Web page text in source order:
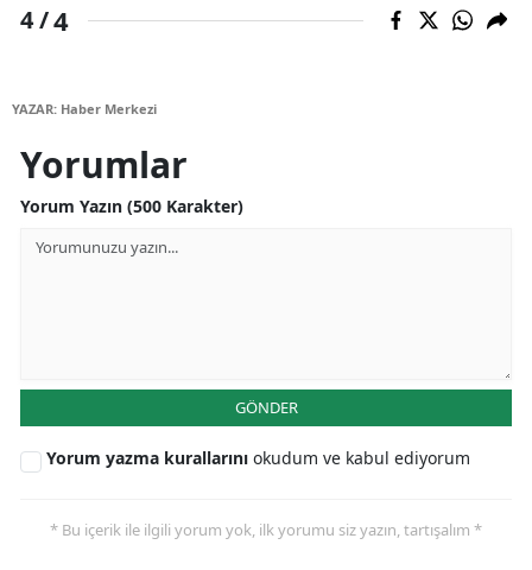
Kilis
4 /4
YAZAR: Haber Merkezi
Yorumlar
Yorum Yazın (500 Karakter)
GÖNDER
Yorum yazma kurallarını okudum ve kabul ediyorum
* Bu içerik ile ilgili yorum yok, ilk yorumu siz yazın, tartışalım *